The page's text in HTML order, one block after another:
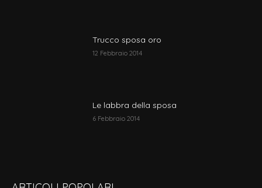
Trucco sposa oro
12 Febbraio 2014
Le labbra della sposa
6 Febbraio 2014